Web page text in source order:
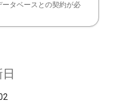
タベースとの契約が必